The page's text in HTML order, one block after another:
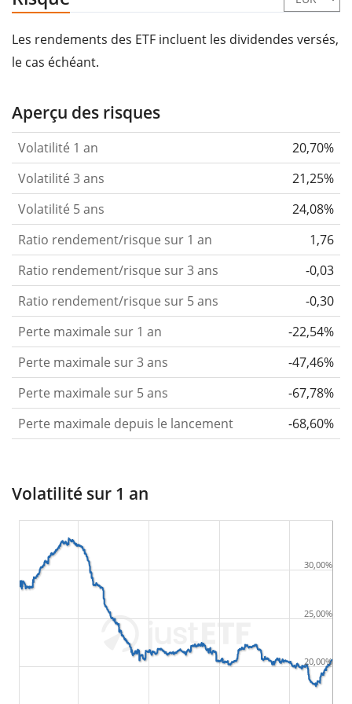
Les rendements des ETF incluent les dividendes versés,
le cas échéant.
Aperçu des risques
Volatilité 1 an
20,70%
Volatilité 3 ans
21,25%
Volatilité 5 ans
24,08%
Ratio rendement/risque sur 1 an
1,76
Ratio rendement/risque sur 3 ans
-0,03
Ratio rendement/risque sur 5 ans
-0,30
Perte maximale sur 1 an
-22,54%
Perte maximale sur 3 ans
-47,46%
Perte maximale sur 5 ans
-67,78%
Perte maximale depuis le lancement
-68,60%
Volatilité sur 1 an
20,00%
25,00%
30,00%